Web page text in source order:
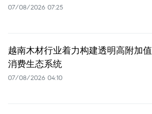
07/08/2026 07:25
越南木材行业着力构建透明高附加值
消费生态系统
07/08/2026 04:10